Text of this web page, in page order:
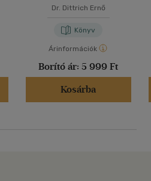
Dr. Dittrich Ernő
Könyv
Árinformációk
Borító ár: 5 999 Ft
Kosárba